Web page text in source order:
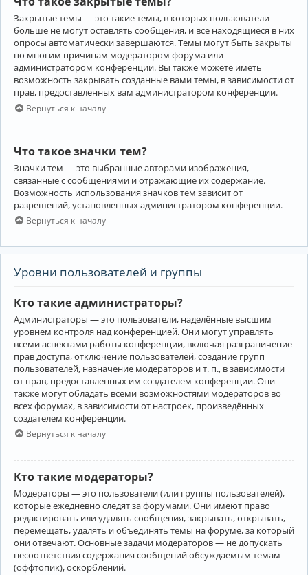
Закрытые темы — это такие темы, в которых пользователи
больше не могут оставлять сообщения, и все находящиеся в них
опросы автоматически завершаются. Темы могут быть закрыты
по многим причинам модератором форума или
администратором конференции. Вы также можете иметь
возможность закрывать созданные вами темы, в зависимости от
прав, предоставленных вам администратором конференции.
Вернуться к началу
Что такое значки тем?
Значки тем — это выбранные авторами изображения,
связанные с сообщениями и отражающие их содержание.
Возможность использования значков тем зависит от
разрешений, установленных администратором конференции.
Вернуться к началу
Уровни пользователей и группы
Кто такие администраторы?
Администраторы — это пользователи, наделённые высшим
уровнем контроля над конференцией. Они могут управлять
всеми аспектами работы конференции, включая разграничение
прав доступа, отключение пользователей, создание групп
пользователей, назначение модераторов и т. п., в зависимости
от прав, предоставленных им создателем конференции. Они
также могут обладать всеми возможностями модераторов во
всех форумах, в зависимости от настроек, произведённых
создателем конференции.
Вернуться к началу
Кто такие модераторы?
Модераторы — это пользователи (или группы пользователей),
которые ежедневно следят за форумами. Они имеют право
редактировать или удалять сообщения, закрывать, открывать,
перемещать, удалять и объединять темы на форуме, за который
они отвечают. Основные задачи модераторов — не допускать
несоответствия содержания сообщений обсуждаемым темам
(оффтопик), оскорблений.